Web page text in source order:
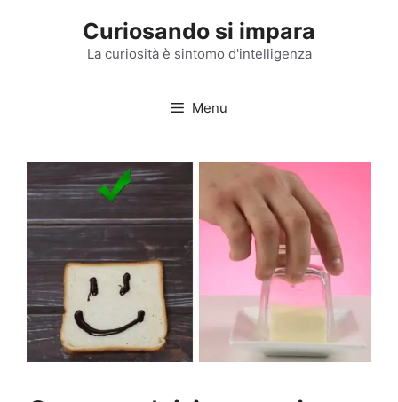
Curiosando si impara
La curiosità è sintomo d'intelligenza
Menu